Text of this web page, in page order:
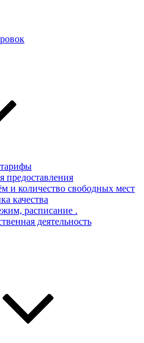
предоставления
и количество свободных мест
качества
расписание .
деятельность